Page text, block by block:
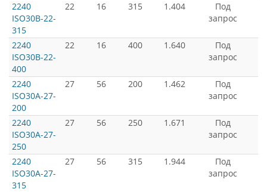
2240
ISO30B-22-
315
22 16 315 1.404
Под
запрос
2240
ISO30B-22-
400
22 16 400 1.640
Под
запрос
2240
ISO30A-27-
200
27 56 200 1.462
Под
запрос
2240
ISO30A-27-
250
27 56 250 1.671
Под
запрос
2240
ISO30A-27-
315
27 56 315 1.944
Под
запрос